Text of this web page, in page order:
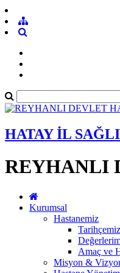
HATAY İL
REYHANLI
Kurumsal
Hastanemiz
Tarihçemiz
Amaç ve
Misyon &